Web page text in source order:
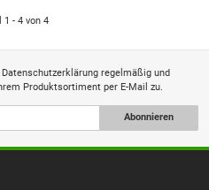
1 - 4 von 4
Datenschutzerklärung regelmäßig und
Produktsortiment per E-Mail zu.
Abonnieren